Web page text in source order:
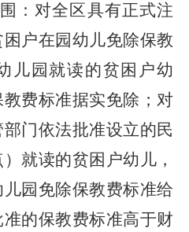
：对全区具有正式注
户在园幼儿免除保教
儿园就读的贫困户幼
费标准据实免除；对
门依法批准设立的民
就读的贫困户幼儿，
园免除保教费标准给
的保教费标准高于财